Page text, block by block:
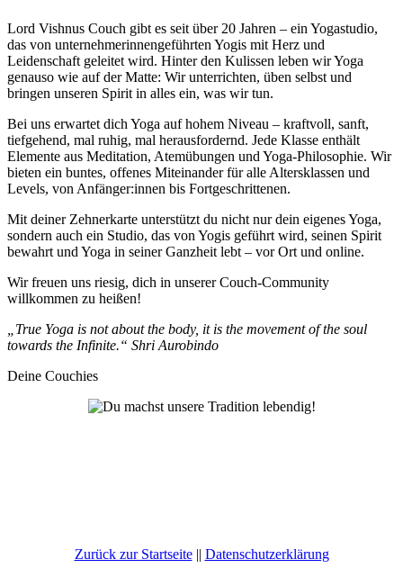
Lord Vishnus Couch gibt es seit über 20 Jahren – ein Yogastudio,
das von unternehmerinnengeführten Yogis mit Herz und
Leidenschaft geleitet wird. Hinter den Kulissen leben wir Yoga
genauso wie auf der Matte: Wir unterrichten, üben selbst und
bringen unseren Spirit in alles ein, was wir tun.
Bei uns erwartet dich Yoga auf hohem Niveau – kraftvoll, sanft,
tiefgehend, mal ruhig, mal herausfordernd. Jede Klasse enthält
Elemente aus Meditation, Atemübungen und Yoga-Philosophie. Wir
bieten ein buntes, offenes Miteinander für alle Altersklassen und
Levels, von Anfänger:innen bis Fortgeschrittenen.
Mit deiner Zehnerkarte unterstützt du nicht nur dein eigenes Yoga,
sondern auch ein Studio, das von Yogis geführt wird, seinen Spirit
bewahrt und Yoga in seiner Ganzheit lebt – vor Ort und online.
Wir freuen uns riesig, dich in unserer Couch-Community
willkommen zu heißen!
„True Yoga is not about the body, it is the movement of the soul
towards the Infinite.“ Shri Aurobindo
Deine Couchies
Zurück zur Startseite|| Datenschutzerklärung